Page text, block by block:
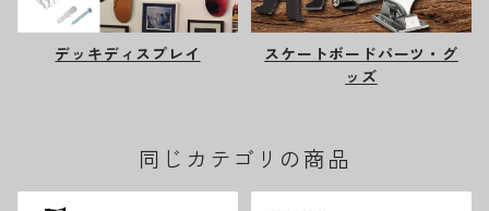
デッキディスプレイ
スケートボードパーツ・グ
ッズ
同じカテゴリの商品